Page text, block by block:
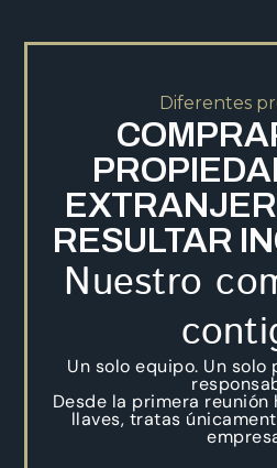
Diferentes
RESULTAR
Nuestro
Un solo equipo. Un solo
Desde la primera
llaves, tratas